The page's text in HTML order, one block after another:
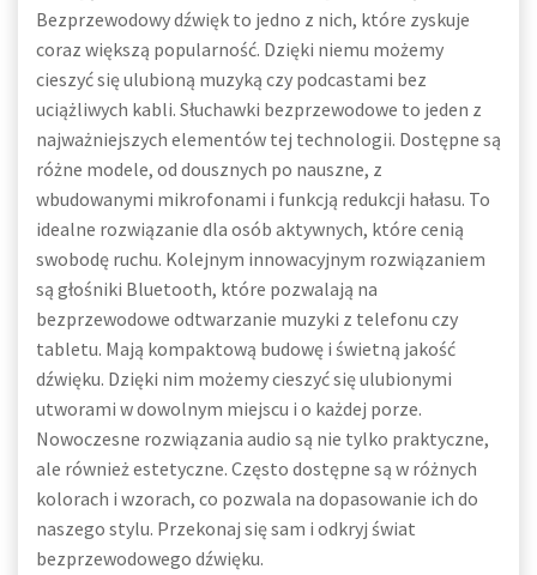
Bezprzewodowy dźwięk to jedno z nich, które zyskuje
coraz większą popularność. Dzięki niemu możemy
cieszyć się ulubioną muzyką czy podcastami bez
uciążliwych kabli. Słuchawki bezprzewodowe to jeden z
najważniejszych elementów tej technologii. Dostępne są
różne modele, od dousznych po nauszne, z
wbudowanymi mikrofonami i funkcją redukcji hałasu. To
idealne rozwiązanie dla osób aktywnych, które cenią
swobodę ruchu. Kolejnym innowacyjnym rozwiązaniem
są głośniki Bluetooth, które pozwalają na
bezprzewodowe odtwarzanie muzyki z telefonu czy
tabletu. Mają kompaktową budowę i świetną jakość
dźwięku. Dzięki nim możemy cieszyć się ulubionymi
utworami w dowolnym miejscu i o każdej porze.
Nowoczesne rozwiązania audio są nie tylko praktyczne,
ale również estetyczne. Często dostępne są w różnych
kolorach i wzorach, co pozwala na dopasowanie ich do
naszego stylu. Przekonaj się sam i odkryj świat
bezprzewodowego dźwięku.